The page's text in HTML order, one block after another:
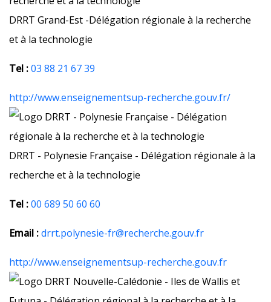
DRRT Grand-Est -Délégation régionale à la recherche
et à la technologie
Tel :03 88 21 67 39
http://www.enseignementsup-recherche.gouv.fr/
DRRT - Polynesie Française - Délégation régionale à la
recherche et à la technologie
Tel :00 689 50 60 60
Email :drrt.polynesie-fr@recherche.gouv.fr
http://www.enseignementsup-recherche.gouv.fr